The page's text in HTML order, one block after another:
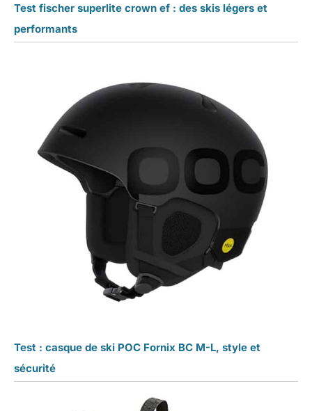
Test fischer superlite crown ef : des skis légers et
performants
Test : casque de ski POC Fornix BC M-L, style et
sécurité